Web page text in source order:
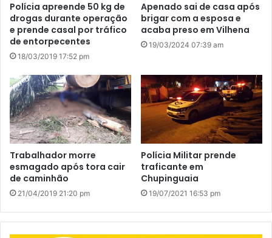
Polícia apreende 50 kg de
drogas durante operação
e prende casal por tráfico
de entorpecentes
18/03/2019 17:52 pm
Apenado sai de casa após
brigar com a esposa e
acaba preso em Vilhena
19/03/2024 07:39 am
Trabalhador morre
esmagado após tora cair
de caminhão
21/04/2019 21:20 pm
Polícia Militar prende
traficante em
Chupinguaia
19/07/2021 16:53 pm